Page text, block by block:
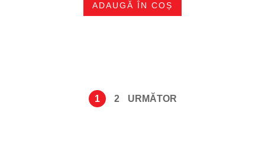
ADAUGĂ ÎN COȘ
1 2 URMĂTOR